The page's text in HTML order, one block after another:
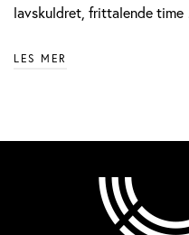
lavskuldret, frittalende
LES MER